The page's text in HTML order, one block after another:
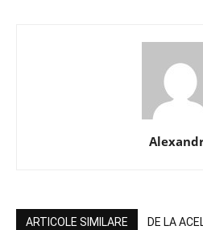
ARTICOLE SIMILARE DE LA